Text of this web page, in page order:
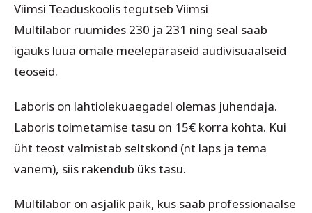
Viimsi Teaduskoolis tegutseb Viimsi
Multilabor ruumides 230 ja 231 ning seal saab
igaüks luua omale meelepäraseid audivisuaalseid
teoseid.
Laboris on lahtiolekuaegadel olemas juhendaja.
Laboris toimetamise tasu on 15€ korra kohta. Kui
üht teost valmistab seltskond (nt laps ja tema
vanem), siis rakendub üks tasu.
Multilabor on asjalik paik, kus saab professionaalse